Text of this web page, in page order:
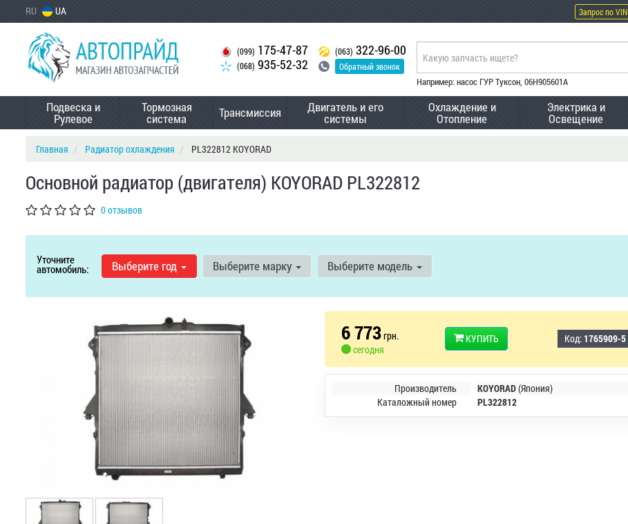
RU UA Запрос по VIN
(099) 175-47-87
(068) 935-52-32
(063) 322-96-00
Обратный звонок
Например: насос ГУР Туксон, 06H905601A
Подвеска и
Рулевое
Тормозная
система Трансмиссия Двигатель и его
системы
Охлаждение и
Отопление
Электрика и
Освещение
Главная Радиатор охлаждения PL322812 KOYORAD
Основной радиатор (двигателя) KOYORAD PL322812
0 отзывов
Уточните
автомобиль: Выберите год Выберите марку Выберите модель
6 773грн.
сегодня
КУПИТЬ Код: 1765909-5
Производитель KOYORAD(Япония)
Каталожный номер
PL322812